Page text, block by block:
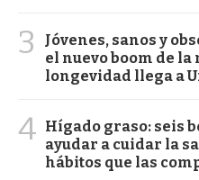
3
Jóvenes, sanos y
el nuevo boom de
longevidad llega a
4 Hígado graso: seis
ayudar a cuidar la
hábitos que las